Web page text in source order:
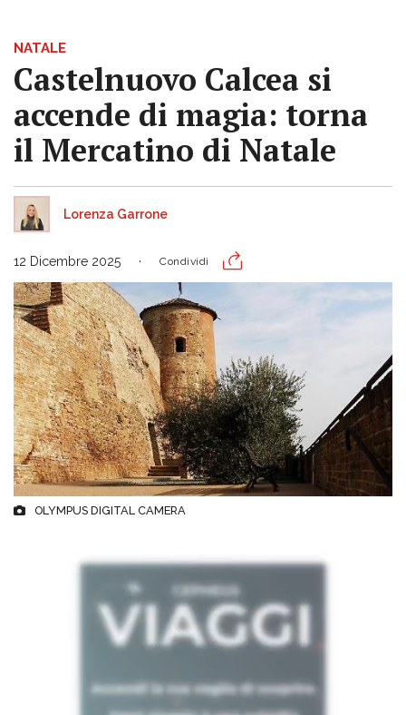
NATALE
Castelnuovo Calcea si
accende di magia: torna
il Mercatino di Natale
Lorenza Garrone
12 Dicembre 2025 Condividi
OLYMPUS DIGITAL CAMERA